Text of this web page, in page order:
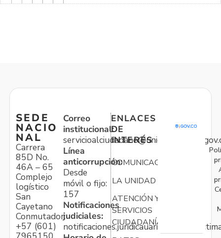
SEDE
NACIO
NAL
Carrera
85D No.
46A – 65
Complejo
logístico
San
Cayetano
Conmutador:
+57 (601)
Correo
institucional:
Línea
anticorrupción:
Desde
móvil o fijo:
157
Notificaciones
judiciales:
ENLACES
DE
INTERÉS
COMUNICACIONES
LA UNIDAD
ATENCIÓN Y
SERVICIOS
CIUDADANÍA